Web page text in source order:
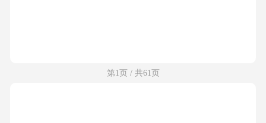
第1页 / 共61页